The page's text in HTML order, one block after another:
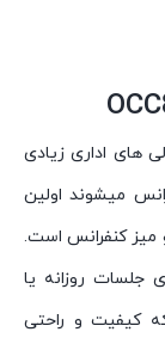
های اداری زیادی
میشوند اولین
میز کنفرانس است.
جلسات روزانه یا
کیفیت و راحتی